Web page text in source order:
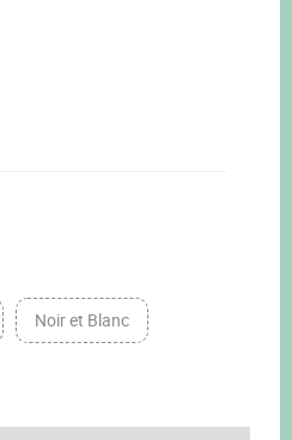
Noir et Blanc